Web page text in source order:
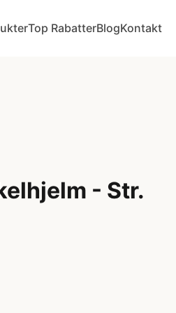
Top RabatterBlogKontakt
- Str.